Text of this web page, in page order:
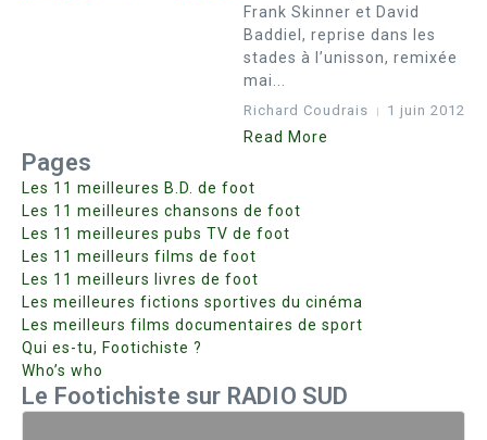
Frank Skinner et David
Baddiel, reprise dans les
stades à l’unisson, remixée
mai...
Richard Coudrais 1 juin 2012
Read More
Pages
Les 11 meilleures B.D. de foot
Les 11 meilleures chansons de foot
Les 11 meilleures pubs TV de foot
Les 11 meilleurs films de foot
Les 11 meilleurs livres de foot
Les meilleures fictions sportives du cinéma
Les meilleurs films documentaires de sport
Qui es-tu, Footichiste ?
Who’s who
Le Footichiste sur RADIO SUD